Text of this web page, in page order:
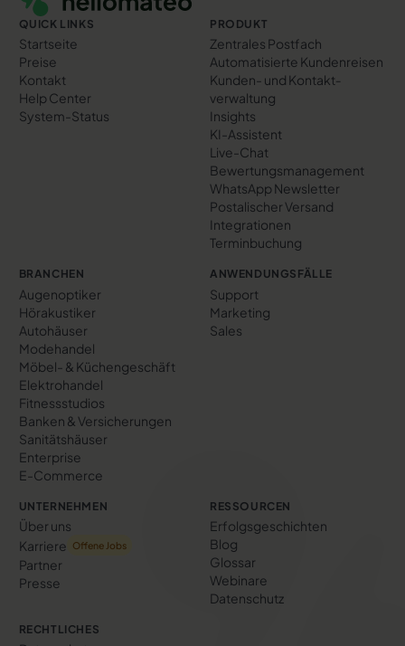
QUICK LINKS
Startseite
Preise
Kontakt
Help Center
System-Status
PRODUKT
Zentrales Postfach
Automatisierte Kundenreisen
Kunden- und Kontakt­
verwaltung
Insights
KI-Assistent
Live-Chat
Bewertungs­management
WhatsApp Newsletter
Postalischer Versand
Integrationen
Terminbuchung
BRANCHEN
Augenoptiker
Hörakustiker
Autohäuser
Modehandel
Möbel- & Küchengeschäft
Elektrohandel
Fitnessstudios
Banken & Versicherungen
Sanitätshäuser
Enterprise
E-Commerce
ANWENDUNGSFÄLLE
Support
Marketing
Sales
UNTERNEHMEN
Über uns
Karriere
Offene Jobs
Partner
Presse
RESSOURCEN
Erfolgs­geschichten
Blog
Glossar
Webinare
Datenschutz
RECHTLICHES